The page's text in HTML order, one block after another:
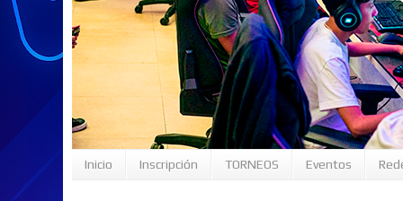
Inicio Inscripción TORNEOS Eventos